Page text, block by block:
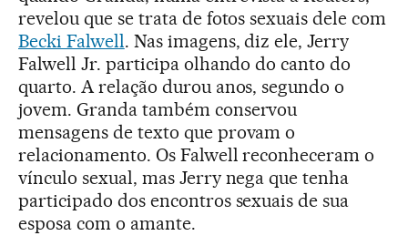
revelou que se trata de fotos sexuais dele com
Becki Falwell. Nas imagens, diz ele, Jerry
Falwell Jr. participa olhando do canto do
quarto. A relação durou anos, segundo o
jovem. Granda também conservou
mensagens de texto que provam o
relacionamento. Os Falwell reconheceram o
vínculo sexual, mas Jerry nega que tenha
participado dos encontros sexuais de sua
esposa com o amante.